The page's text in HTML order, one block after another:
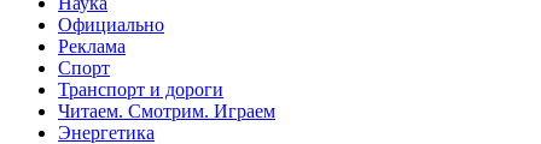
Официально
Реклама
Спорт
Транспорт и дороги
Читаем. Смотрим. Играем
Энергетика